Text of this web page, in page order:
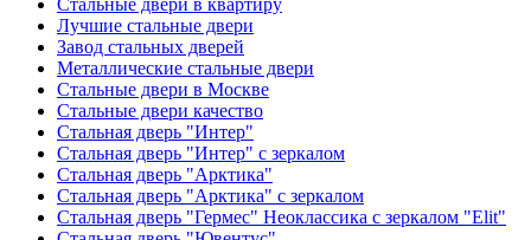
Стальные двери в квартиру
Лучшие стальные двери
Завод стальных дверей
Металлические стальные двери
Стальные двери в Москве
Стальные двери качество
Стальная дверь "Интер"
Стальная дверь "Интер" с зеркалом
Стальная дверь "Арктика"
Стальная дверь "Арктика" с зеркалом
Стальная дверь "Гермес" Неоклассика с зеркалом "Elit"